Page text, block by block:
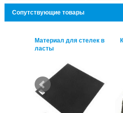
Сопутствующие товары
Материал для стелек в
ласты